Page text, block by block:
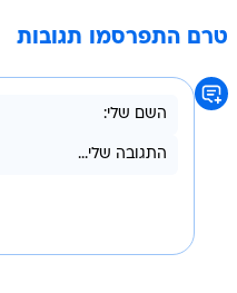
טרם התפרסמו תגובות